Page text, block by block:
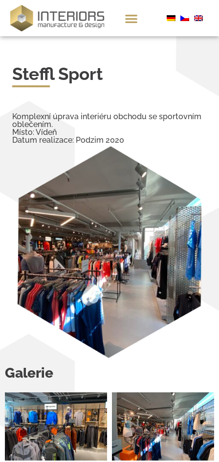
Steffl Sport
Komplexní úprava interiéru obchodu se sportovním
oblečením.
Místo: Vídeň
Datum realizace: Podzim 2020
Galerie